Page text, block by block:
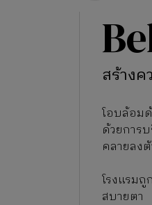
สร้าง
โอบล้อม
ด้วยการ
คลายลง
โรงแรม
สบายตา